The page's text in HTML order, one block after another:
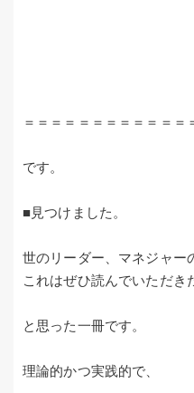
＝＝＝＝＝＝＝＝＝＝＝＝
です。
■見つけました。
世のリーダー、マネジャー
これはぜひ読んでいただき
と思った一冊です。
理論的かつ実践的で、